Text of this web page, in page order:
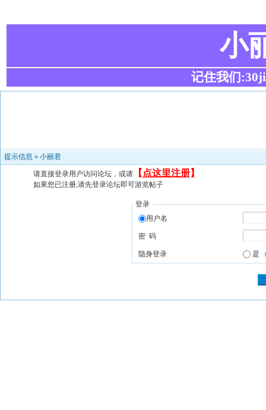
小
记住我们
提示信息 » 小丽君
请直接登录用户访问论坛，或请 【 点这里注册】
如果您已注册,请先登录论坛即可游览帖子
登录
用户名
密 码
隐身登录 是